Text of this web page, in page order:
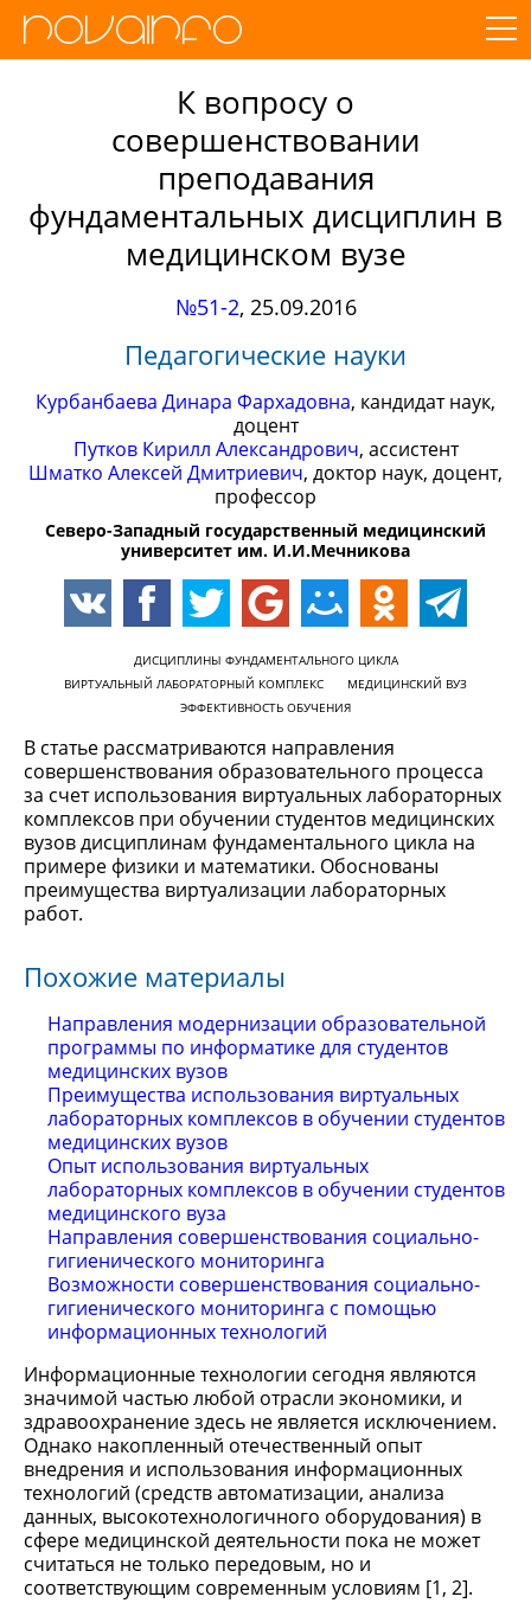
К вопросу о
совершенствовании
преподавания
фундаментальных дисциплин в
медицинском вузе
№51-2, 25.09.2016
Педагогические науки
Курбанбаева Динара Фархадовна, кандидат наук,
доцент
Путков Кирилл Александрович, ассистент
Шматко Алексей Дмитриевич, доктор наук, доцент,
профессор
Северо-Западный государственный медицинский
университет им. И.И.Мечникова
ДИСЦИПЛИНЫ ФУНДАМЕНТАЛЬНОГО ЦИКЛА
ВИРТУАЛЬНЫЙ ЛАБОРАТОРНЫЙ КОМПЛЕКС
МЕДИЦИНСКИЙ ВУЗ
ЭФФЕКТИВНОСТЬ ОБУЧЕНИЯ
В статье рассматриваются направления
совершенствования образовательного процесса
за счет использования виртуальных лабораторных
комплексов при обучении студентов медицинских
вузов дисциплинам фундаментального цикла на
примере физики и математики. Обоснованы
преимущества виртуализации лабораторных
работ.
Похожие материалы
Направления модернизации образовательной
программы по информатике для студентов
медицинских вузов
Преимущества использования виртуальных
лабораторных комплексов в обучении студентов
медицинских вузов
Опыт использования виртуальных
лабораторных комплексов в обучении студентов
медицинского вуза
Направления совершенствования социально-
гигиенического мониторинга
Возможности совершенствования социально-
гигиенического мониторинга с помощью
информационных технологий
Информационные технологии сегодня являются
значимой частью любой отрасли экономики, и
здравоохранение здесь не является исключением.
Однако накопленный отечественный опыт
внедрения и использования информационных
технологий (средств автоматизации, анализа
данных, высокотехнологичного оборудования) в
сфере медицинской деятельности пока не может
считаться не только передовым, но и
соответствующим современным условиям [1, 2].